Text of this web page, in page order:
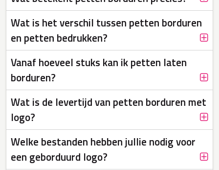
Wat is het verschil tussen petten borduren
en petten bedrukken?
Vanaf hoeveel stuks kan ik petten laten
borduren?
Wat is de levertijd van petten borduren met
logo?
Welke bestanden hebben jullie nodig voor
een geborduurd logo?